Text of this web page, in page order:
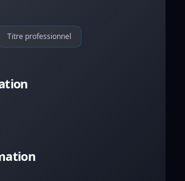
Titre professionnel